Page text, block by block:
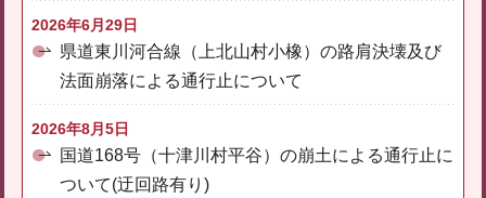
2026年6月29日
県道東川河合線（上北山村小橡）の路肩決壊及び
法面崩落による通行止について
2026年8月5日
国道168号（十津川村平谷）の崩土による通行止に
ついて(迂回路有り)